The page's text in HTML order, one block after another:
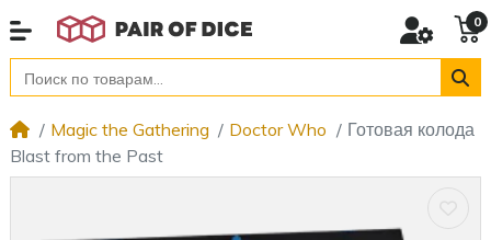
0
Magic the Gathering Doctor Who
Готовая колода
Blast from the Past